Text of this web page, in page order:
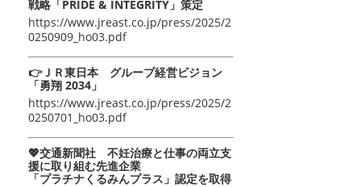
戦略「PRIDE & INTEGRITY」策定
https://www.jreast.co.jp/press/2025/2
0250909_ho03.pdf
👉ＪＲ東日本 グループ経営ビジョン
「勇翔 2034」
https://www.jreast.co.jp/press/2025/2
0250701_ho03.pdf
💖交通新聞社 不妊治療と仕事の両立支
援に取り組む先進企業
「プラチナくるみんプラス」認定を取得